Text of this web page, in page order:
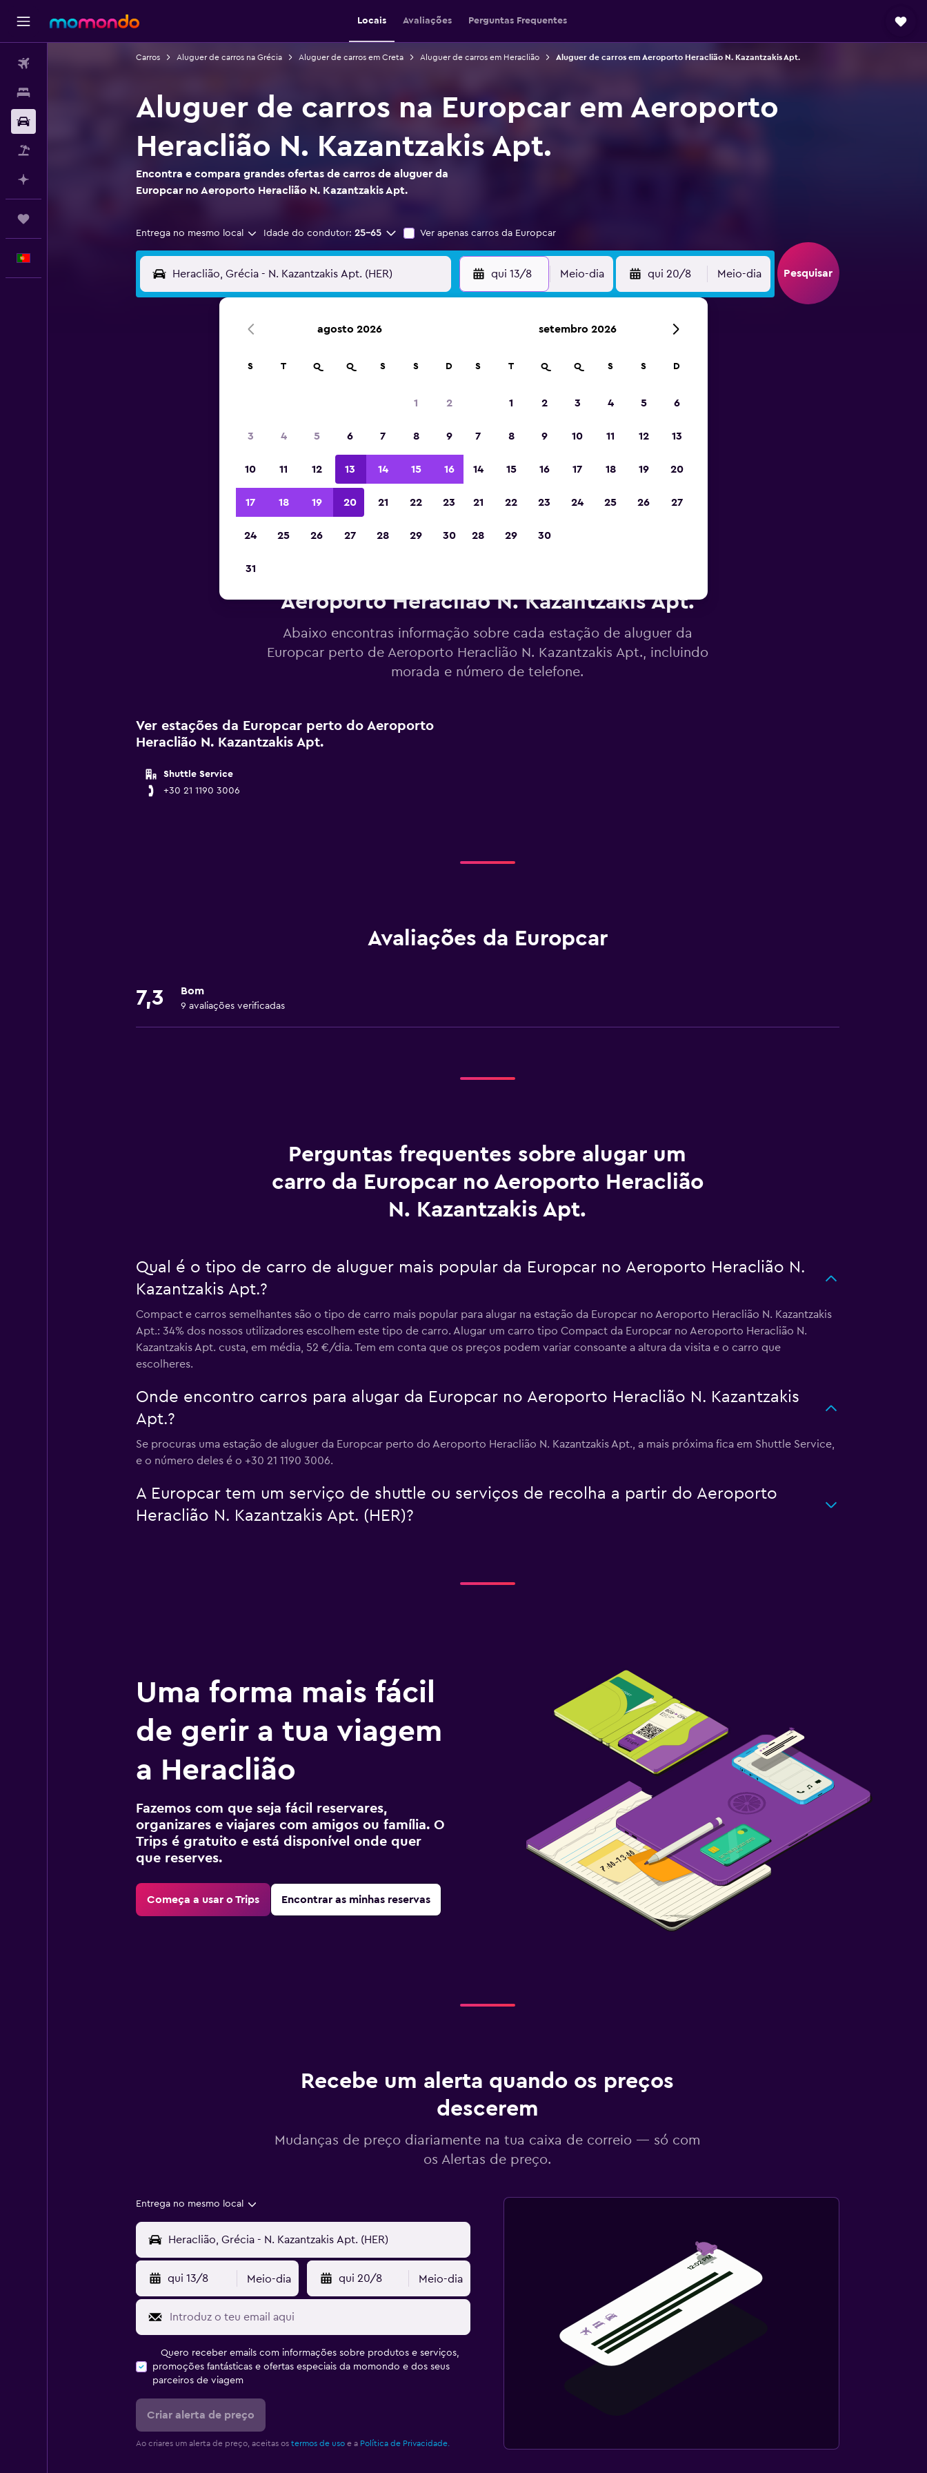
Locais Avaliações Perguntas Frequentes
Carros Aluguer de carros na Grécia Aluguer de carros em Creta Aluguer de carros em Heraclião Aluguer de carros em Aeroporto Heraclião N. Kazantzakis Apt.
Aluguer de carros na Europcar em Aeroporto
Heraclião N. Kazantzakis Apt.
Encontra e compara grandes ofertas de carros de aluguer da
Europcar no Aeroporto Heraclião N. Kazantzakis Apt.
Entrega no mesmo local Idade do condutor: 25-65 Ver apenas carros da Europcar
qui 13/8 Meio-dia qui 20/8 Meio-dia Pesquisar
de 2023
Aeroporto Heraclião N. Kazantzakis Apt.
Abaixo encontras informação sobre cada estação de aluguer da
Europcar perto de Aeroporto Heraclião N. Kazantzakis Apt., incluindo
morada e número de telefone.
Ver estações da Europcar perto do Aeroporto
Heraclião N. Kazantzakis Apt.
Shuttle Service
+30 21 1190 3006
Avaliações da Europcar
7,3 Bom
9 avaliações verificadas
Perguntas frequentes sobre alugar um
carro da Europcar no Aeroporto Heraclião
N. Kazantzakis Apt.
Qual é o tipo de carro de aluguer mais popular da Europcar no Aeroporto Heraclião N.
Kazantzakis Apt.?
Compact e carros semelhantes são o tipo de carro mais popular para alugar na estação da Europcar no Aeroporto Heraclião N. Kazantzakis
Apt.: 34% dos nossos utilizadores escolhem este tipo de carro. Alugar um carro tipo Compact da Europcar no Aeroporto Heraclião N.
Kazantzakis Apt. custa, em média, 52 €/dia. Tem em conta que os preços podem variar consoante a altura da visita e o carro que
escolheres.
Onde encontro carros para alugar da Europcar no Aeroporto Heraclião N. Kazantzakis
Apt.?
Se procuras uma estação de aluguer da Europcar perto do Aeroporto Heraclião N. Kazantzakis Apt., a mais próxima fica em Shuttle Service,
e o número deles é o +30 21 1190 3006.
A Europcar tem um serviço de shuttle ou serviços de recolha a partir do Aeroporto
Heraclião N. Kazantzakis Apt. (HER)?
Uma forma mais fácil
de gerir a tua viagem
a Heraclião
Fazemos com que seja fácil reservares,
organizares e viajares com amigos ou família. O
Trips é gratuito e está disponível onde quer
que reserves.
Começa a usar o Trips Encontrar as minhas reservas
Recebe um alerta quando os preços
descerem
Mudanças de preço diariamente na tua caixa de correio — só com
os Alertas de preço.
Entrega no mesmo local
qui 13/8 Meio-dia qui 20/8 Meio-dia
Quero receber emails com informações sobre produtos e serviços,
promoções fantásticas e ofertas especiais da momondo e dos seus
parceiros de viagem
Criar alerta de preço
Ao criares um alerta de preço, aceitas os termos de usoe a Política de Privacidade.
agosto 2026
S T Q Q S S D
1 2
3 4 5 6 7 8 9
10 11 12 13 14 15 16
17 18 19 20 21 22 23
24 25 26 27 28 29 30
31
setembro 2026
S T Q Q S S D
1 2 3 4 5 6
7 8 9 10 11 12 13
14 15 16 17 18 19 20
21 22 23 24 25 26 27
28 29 30